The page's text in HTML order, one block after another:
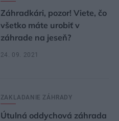
Záhradkári, pozor! Viete, čo
všetko máte urobiť v
záhrade na jeseň?
24. 09. 2021
ZAKLADANIE ZÁHRADY
Útulná oddychová záhrada